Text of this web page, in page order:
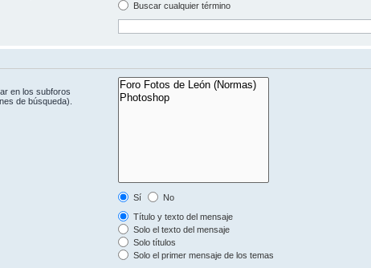
Buscar cualquier término
en los subforos
de búsqueda).
Sí
No
Título y texto del mensaje
Solo el texto del mensaje
Solo títulos
Solo el primer mensaje de los temas